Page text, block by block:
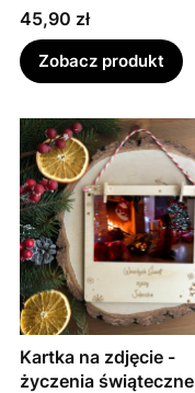
Cena
45,90 zł
Zobacz produkt
Kartka na zdjęcie -
życzenia świąteczne